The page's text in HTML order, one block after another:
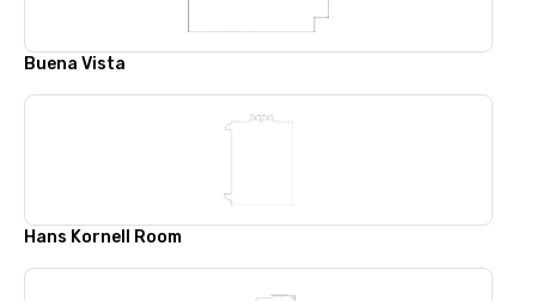
Buena Vista
Hans Kornell Room